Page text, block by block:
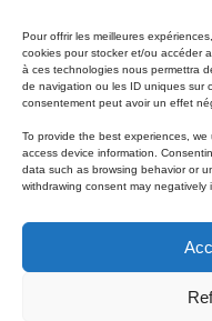
Pour offrir les meilleures
cookies pour stocker et/ou accéder
à ces technologies nous permettra
de navigation ou les ID uniques sur
consentement peut avoir un effet
To provide the best experiences,
access device information.
data such as browsing behavior or
withdrawing consent may negatively
Industriel, commercial et
Nettoyage, préparation des
Outils et accessoires de
ÉCO-PROMESSE DE
Peinture Micca se
plus de notre gamme de